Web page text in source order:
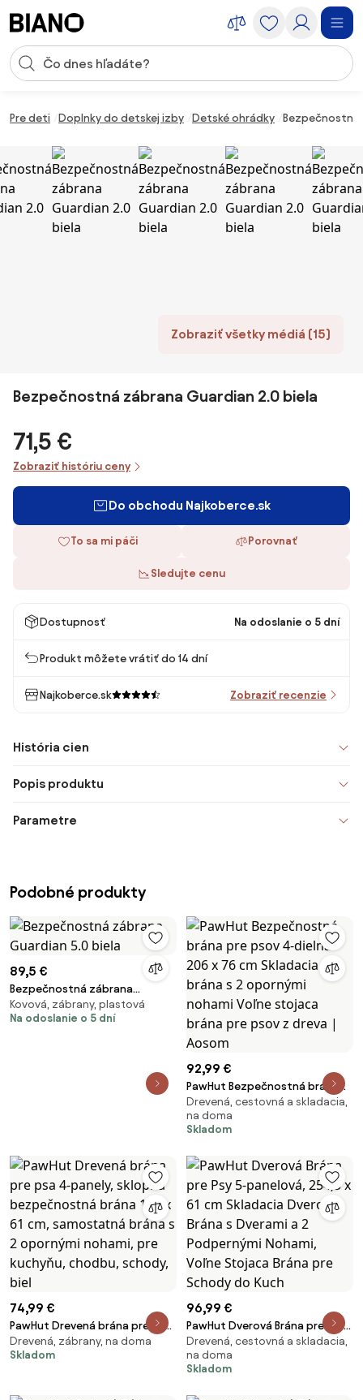
Vstup pre vyhľadávanie
Pre deti Doplnky do detskej izby Detské ohrádky Bezpečnostná
Zobraziť všetky médiá (15)
Bezpečnostná zábrana Guardian 2.0 biela
71,5 €
Zobraziť históriu ceny
Do obchodu Najkoberce.sk
To sa mi páči Porovnať
Sledujte cenu
Dostupnosť Na odoslanie o 5 dní
Produkt môžete vrátiť do 14 dní
Najkoberce.sk Zobraziť recenzie
História cien
Popis produktu
Parametre
Podobné produkty
89,5 €
Bezpečnostná zábrana
Guardian 5.0 biela
Kovová, zábrany, plastová
Na odoslanie o 5 dní
92,99 €
PawHut Bezpečnostná brána
pre psov 4-dielna 206 x 76 cm
Skladacia brána s 2 opornými
nohami Voľne stojaca brána pre
Drevená, cestovná a skladacia,
na doma
Skladom
74,99 €
PawHut Drevená brána pre psa
4-panely, sklopná
bezpečnostná brána 183 x 61
Drevená, zábrany, na doma
Skladom
96,99 €
PawHut Dverová Brána pre Psy
5-panelová, 254,5 x 61 cm
Skladacia Dverová Brána s
Dverami a 2 Podpernými
Drevená, cestovná a skladacia,
na doma
Skladom